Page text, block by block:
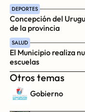
DEPORTES
Concepción del
de la provincia
SALUD
El Municipio realiza
escuelas
Otros temas
Gobierno